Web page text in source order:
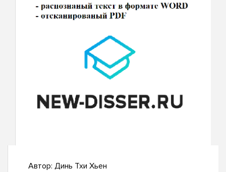
Автор: Динь Тхи Хьен